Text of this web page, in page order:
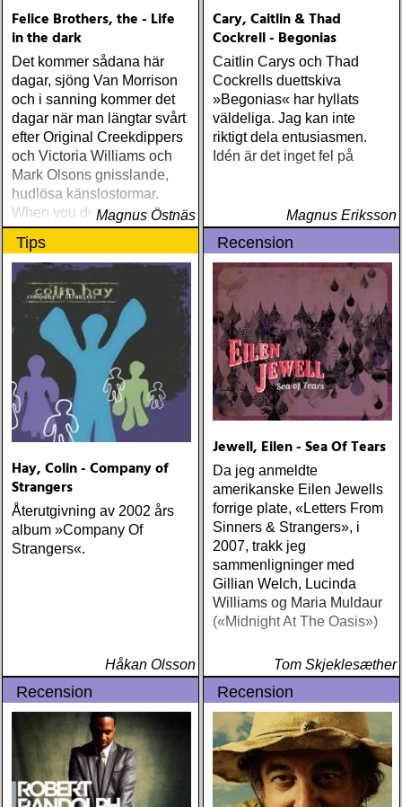
Felice Brothers, the - Life
in the dark
Det kommer sådana här
dagar, sjöng Van Morrison
och i sanning kommer det
dagar när man längtar svårt
efter Original Creekdippers
och Victoria Williams och
Mark Olsons gnisslande,
hudlösa känslostormar.
When you don't need an
answer there'll be days like
this
Magnus Östnäs
Cary, Caitlin & Thad
Cockrell - Begonias
Caitlin Carys och Thad
Cockrells duettskiva
»Begonias« har hyllats
väldeliga. Jag kan inte
riktigt dela entusiasmen.
Idén är det inget fel på
Magnus Eriksson
Tips
Hay, Colin - Company of
Strangers
Återutgivning av 2002 års
album »Company Of
Strangers«.
Håkan Olsson
Recension
Jewell, Eilen - Sea Of Tears
Da jeg anmeldte
amerikanske Eilen Jewells
forrige plate, «Letters From
Sinners & Strangers», i
2007, trakk jeg
sammenligninger med
Gillian Welch, Lucinda
Williams og Maria Muldaur
(«Midnight At The Oasis»)
Tom Skjeklesæther
Recension Recension